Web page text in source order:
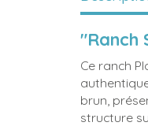
"Ranch
Ce ranch
brun,
structure